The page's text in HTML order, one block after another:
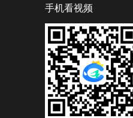
手机看视频